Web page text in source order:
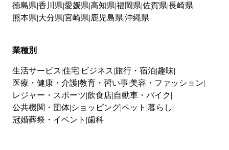
徳島県 香川県 愛媛県 高知県 福岡県 佐賀県 長崎県
熊本県 大分県 宮崎県 鹿児島県 沖縄県
業種別
生活サービス 住宅 ビジネス 旅行・宿泊 趣味
医療・健康・介護教育・習い事 美容・ファッション
レジャー・スポーツ 飲食店 自動車・バイク
公共機関・団体 ショッピングペット 暮らし
冠婚葬祭・イベント 歯科